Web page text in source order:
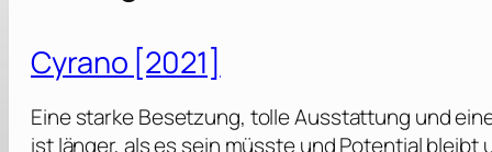
Cyrano [2021]
Eine starke Besetzung, tolle Ausstattung und
ist länger, als es sein müsste und Potential